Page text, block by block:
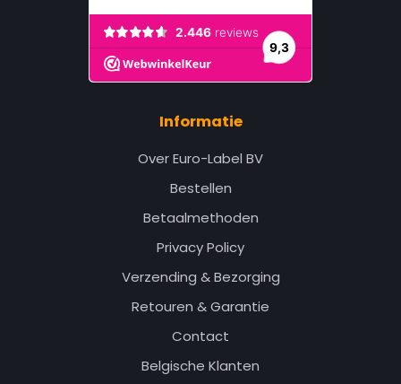
juiste keuze, zodat je snel aan de slag kunt.
Print. Plak. Klaar.
Met een partner die met je meedenkt.
Informatie
Over Euro-Label BV
Bestellen
Betaalmethoden
Privacy Policy
Verzending & Bezorging
Retouren & Garantie
Contact
Belgische Klanten